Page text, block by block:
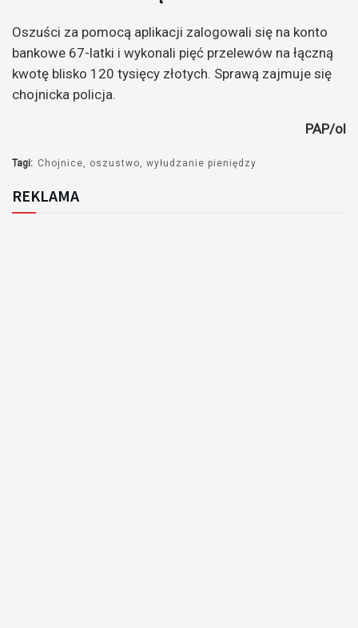
Oszuści za pomocą aplikacji zalogowali się na konto
bankowe 67-latki i wykonali pięć przelewów na łączną
kwotę blisko 120 tysięcy złotych. Sprawą zajmuje się
chojnicka policja.
PAP/ol
Tagi: Chojnice oszustwo wyłudzanie pieniędzy
REKLAMA